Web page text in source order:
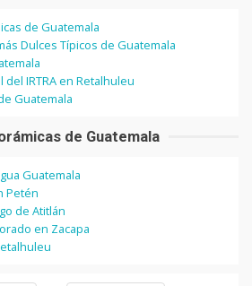
de Guatemala
Dulces Típicos de Guatemala
IRTRA en Retalhuleu
Guatemala
de Guatemala
Guatemala
Petén
de Atitlán
en Zacapa